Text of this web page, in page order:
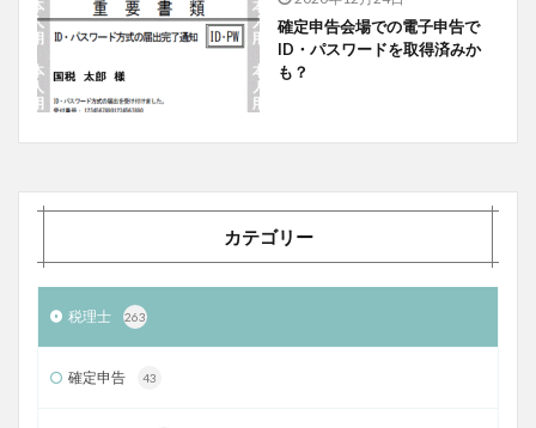
確定申告会場での電子申告で
ID・パスワードを取得済みか
も？
カテゴリー
税理士 263
確定申告 43